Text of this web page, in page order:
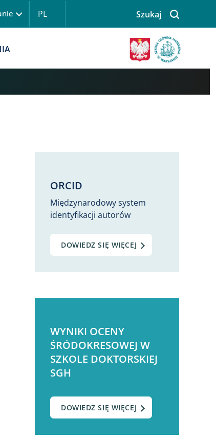
PL
Szukaj
Obraz
ORCID
Międzynarodowy system
identyfikacji autorów
DOWIEDZ SIĘ WIĘCEJ
WYNIKI OCENY
ŚRÓDOKRESOWEJ W
SZKOLE DOKTORSKIEJ
SGH
DOWIEDZ SIĘ WIĘCEJ